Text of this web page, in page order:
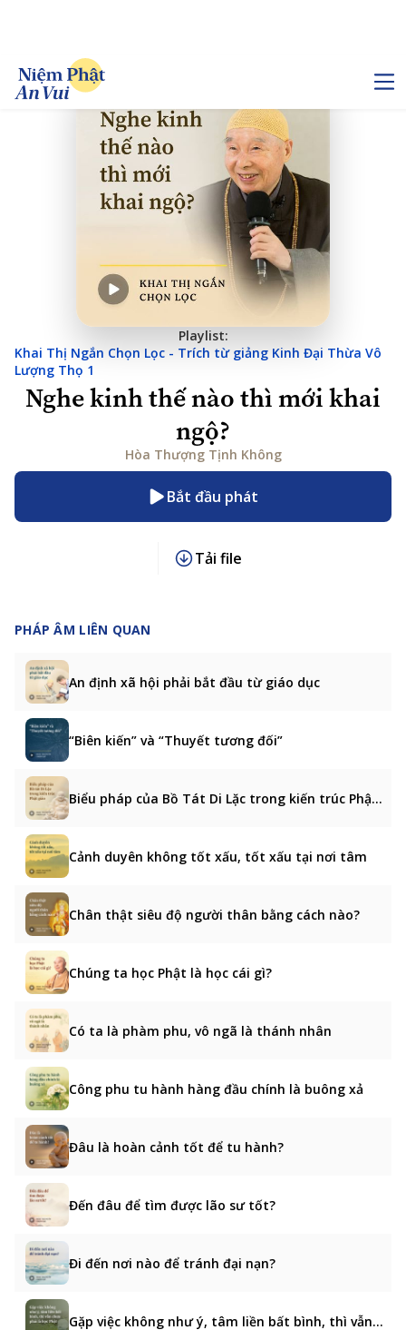
Playlist:
Khai Thị Ngắn Chọn Lọc - Trích từ giảng Kinh Đại Thừa Vô
Lượng Thọ 1
Nghe kinh thế nào thì mới khai
ngộ?
Hòa Thượng Tịnh Không
Bắt đầu phát
Tải file
PHÁP ÂM LIÊN QUAN
An định xã hội phải bắt đầu từ giáo dục
“Biên kiến” và “Thuyết tương đối”
Biểu pháp của Bồ Tát Di Lặc trong kiến trúc Phật giáo
Cảnh duyên không tốt xấu, tốt xấu tại nơi tâm
Chân thật siêu độ người thân bằng cách nào?
Chúng ta học Phật là học cái gì?
Có ta là phàm phu, vô ngã là thánh nhân
Công phu tu hành hàng đầu chính là buông xả
Đâu là hoàn cảnh tốt để tu hành?
Đến đâu để tìm được lão sư tốt?
Đi đến nơi nào để tránh đại nạn?
Gặp việc không như ý, tâm liền bất bình, thì vẫn chưa phải là học Phật